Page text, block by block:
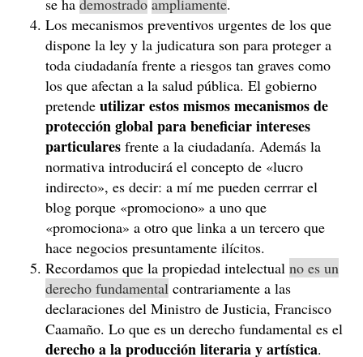
se ha demostrado ampliamente.
Los mecanismos preventivos urgentes de los que
dispone la ley y la judicatura son para proteger a
toda ciudadanía frente a riesgos tan graves como
los que afectan a la salud pública. El gobierno
pretende utilizar estos mismos mecanismos de
protección global para beneficiar intereses
particulares frente a la ciudadanía. Además la
normativa introducirá el concepto de «lucro
indirecto», es decir: a mí me pueden cerrrar el
blog porque «promociono» a uno que
«promociona» a otro que linka a un tercero que
hace negocios presuntamente ilícitos.
Recordamos que la propiedad intelectual no es un
derecho fundamental contrariamente a las
declaraciones del Ministro de Justicia, Francisco
Caamaño. Lo que es un derecho fundamental es el
derecho a la producción literaria y artística.